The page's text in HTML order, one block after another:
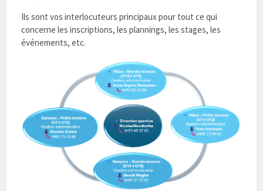
Ils sont vos interlocuteurs principaux pour tout ce qui
concerne les inscriptions, les plannings, les stages, les
événements, etc.